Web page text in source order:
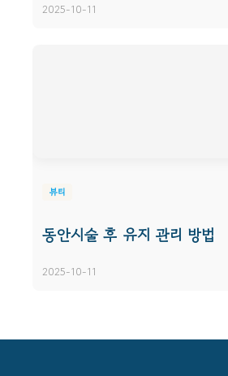
2025-10-11
뷰티
동안시술 후 유지 관리 방법
2025-10-11